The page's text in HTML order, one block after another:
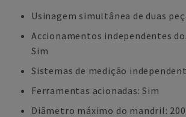
Usinagem simultânea de duas
Accionamentos independentes
Sim
Sistemas de medição
Ferramentas acionadas: Sim
Diâmetro máximo do mandril: